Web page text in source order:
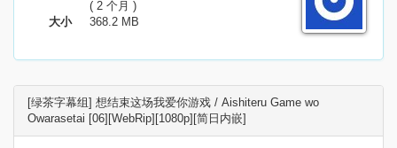
( 2 个月 )
大小
368.2 MB
[绿茶字幕组] 想结束这场我爱你游戏 / Aishiteru Game wo
Owarasetai [06][WebRip][1080p][简日内嵌]